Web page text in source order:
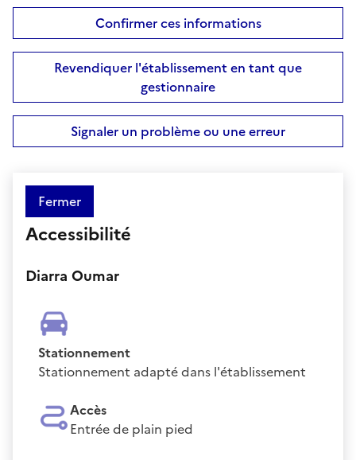
Confirmer ces informations
Revendiquer l'établissement en tant que
gestionnaire
Signaler un problème ou une erreur
Fermer
Accessibilité
Diarra Oumar
Stationnement
Stationnement adapté dans l'établissement
Accès
Entrée de plain pied